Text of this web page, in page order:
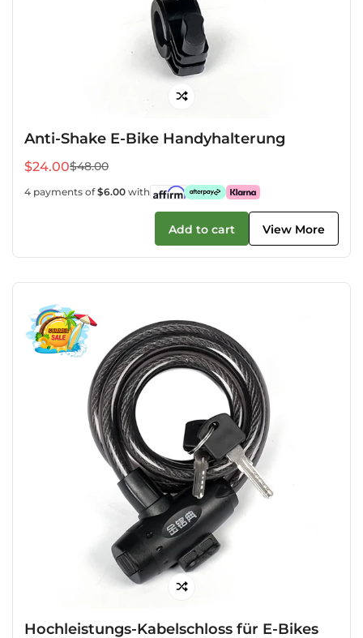
Anti-Shake E-Bike Handyhalterung
Verkaufspreis
$24.00
Regulärer
Preis
$48.00
4 payments of$6.00 with
Add to cart View More
Hochleistungs-Kabelschloss für E-Bikes